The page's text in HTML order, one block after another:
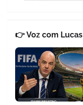
👉 Voz com Lucas